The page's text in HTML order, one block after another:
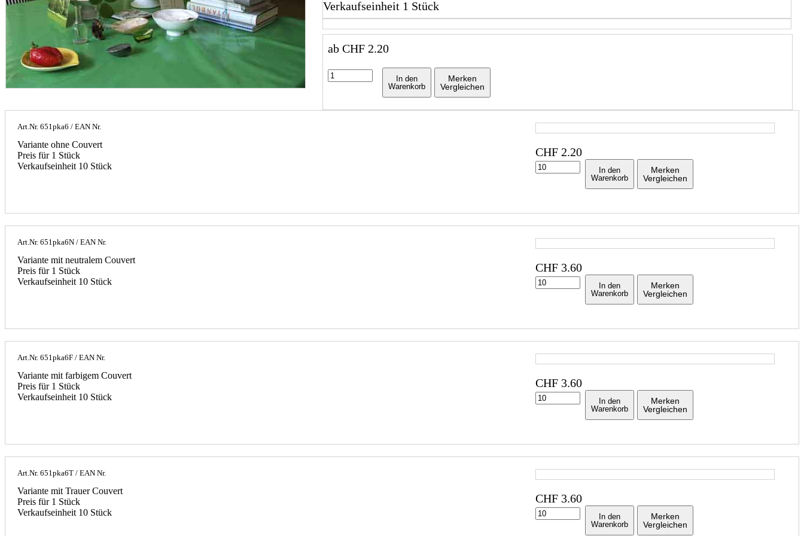
Verkaufseinheit 1 Stück
ab CHF 2.20
In den
Warenkorb
Merken
Vergleichen
Art.Nr. 651pka6 / EAN Nr.
Variante ohne Couvert
Preis für 1 Stück
Verkaufseinheit 10 Stück
CHF 2.20
In den
Warenkorb
Merken
Vergleichen
Art.Nr. 651pka6N / EAN Nr.
Variante mit neutralem Couvert
Preis für 1 Stück
Verkaufseinheit 10 Stück
CHF 3.60
In den
Warenkorb
Merken
Vergleichen
Art.Nr. 651pka6F / EAN Nr.
Variante mit farbigem Couvert
Preis für 1 Stück
Verkaufseinheit 10 Stück
CHF 3.60
In den
Warenkorb
Merken
Vergleichen
Art.Nr. 651pka6T / EAN Nr.
Variante mit Trauer Couvert
Preis für 1 Stück
Verkaufseinheit 10 Stück
CHF 3.60
In den
Warenkorb
Merken
Vergleichen